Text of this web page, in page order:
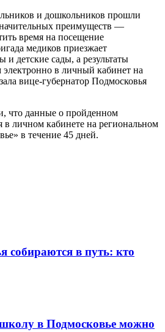
и дошкольников прошли
преимуществ —
время на посещение
медиков приезжает
и детские сады, а результаты
электронно в личный кабинет на
вице-губернатор Подмосковья
что данные о пройденном
в личном кабинете на региональном
в течение 45 дней.
собираются в путь: кто
в Подмосковье можно